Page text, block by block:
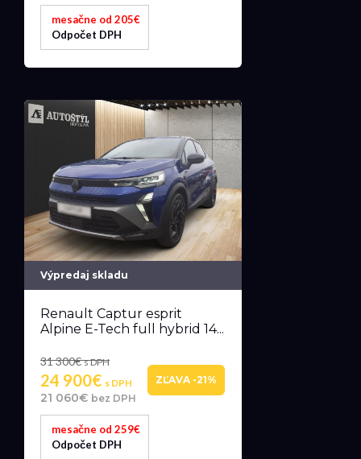
mesačne od 205€
Odpočet DPH
Výpredaj skladu
Renault Captur esprit
Alpine E-Tech full hybrid 14...
31 300€s DPH
24 900€ s DPH
21 060€ bez DPH
ZĽAVA -21%
mesačne od 259€
Odpočet DPH